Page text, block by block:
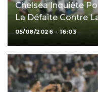
Chelsea Inquiète
La Défaite Contre
05/08/2026 - 16:03